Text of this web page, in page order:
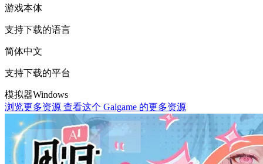
游戏本体
支持下载的语言
简体中文
支持下载的平台
模拟器Windows
浏览更多资源 查看这个 Galgame 的更多资源